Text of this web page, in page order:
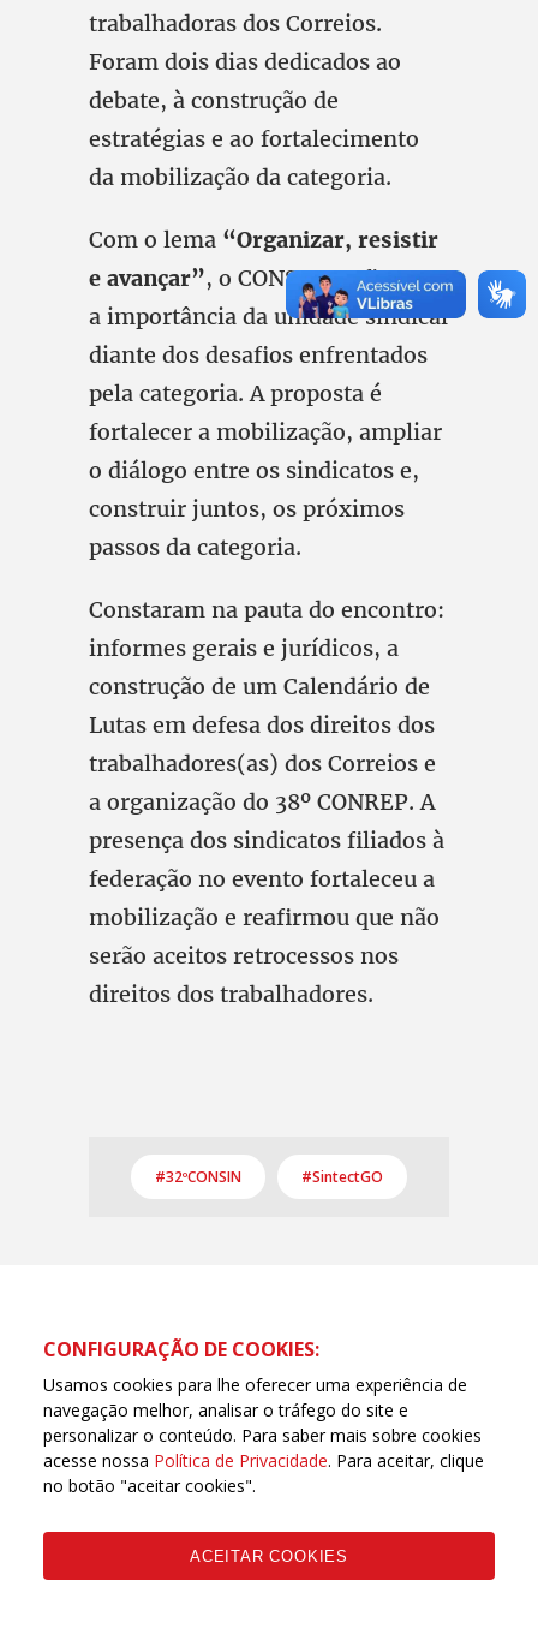
trabalhadoras dos Correios.
Foram dois dias dedicados ao
debate, à construção de
estratégias e ao fortalecimento
da mobilização da categoria.
Com o lema “Organizar, resistir
e avançar”, o CONSIN reafirmou
a importância da unidade sindical
diante dos desafios enfrentados
pela categoria. A proposta é
fortalecer a mobilização, ampliar
o diálogo entre os sindicatos e,
construir juntos, os próximos
passos da categoria.
Constaram na pauta do encontro:
informes gerais e jurídicos, a
construção de um Calendário de
Lutas em defesa dos direitos dos
trabalhadores(as) dos Correios e
a organização do 38º CONREP. A
presença dos sindicatos filiados à
federação no evento fortaleceu a
mobilização e reafirmou que não
serão aceitos retrocessos nos
direitos dos trabalhadores.
#32ºCONSIN #SintectGO
Página oficial da Central Única dos Trabalhadores de
Goiás (CUT Goiás) | © Todos os direitos reservados
CONFIGURAÇÃO DE COOKIES:
Usamos cookies para lhe oferecer uma experiência de
navegação melhor, analisar o tráfego do site e
personalizar o conteúdo. Para saber mais sobre cookies
acesse nossa Política de Privacidade. Para aceitar, clique
no botão "aceitar cookies".
ACEITAR COOKIES